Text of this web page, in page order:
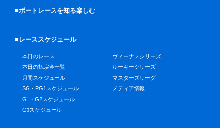
■ボートレースを知る楽しむ
■レーススケジュール
本日のレース
本日の払戻金一覧
月間スケジュール
SG・PG1スケジュール
G1・G2スケジュール
G3スケジュール
ヴィーナスシリーズ
ルーキーシリーズ
マスターズリーグ
メディア情報